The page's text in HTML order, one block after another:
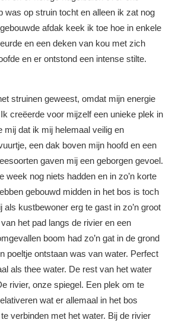
was op struin tocht en alleen ik zat nog
afdak keek ik toe hoe in enkele
en een deken van kou met zich
en er ontstond een intense stilte.
struinen geweest, omdat mijn energie
creëerde voor mijzelf een unieke plek in
mij dat ik mij helemaal veilig en
een dak boven mijn hoofd en een
gaven mij een geborgen gevoel.
week nog niets hadden en in zo’n korte
gebouwd midden in het bos is toch
als kustbewoner erg te gast in zo’n groot
het pad langs de rivier en een
boom had zo’n gat in de grond
poeltje ontstaan was van water. Perfect
als thee water. De rest van het water
rivier, onze spiegel. Een plek om te
wat er allemaal in het bos
verbinden met het water. Bij de rivier